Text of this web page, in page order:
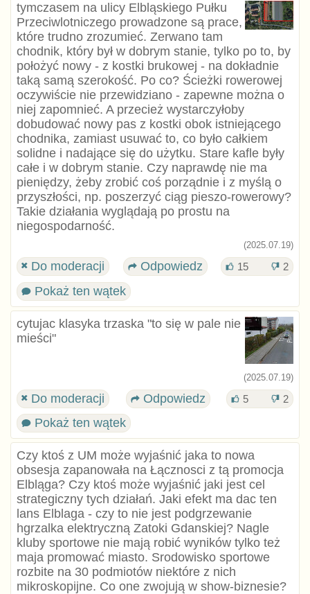
tymczasem na ulicy Elbląskiego Pułku
Przeciwlotniczego prowadzone są prace,
które trudno zrozumieć. Zerwano tam
chodnik, który był w dobrym stanie, tylko po to, by
położyć nowy - z kostki brukowej - na dokładnie
taką samą szerokość. Po co? Ścieżki rowerowej
oczywiście nie przewidziano - zapewne można o
niej zapomnieć. A przecież wystarczyłoby
dobudować nowy pas z kostki obok istniejącego
chodnika, zamiast usuwać to, co było całkiem
solidne i nadające się do użytku. Stare kafle były
całe i w dobrym stanie. Czy naprawdę nie ma
pieniędzy, żeby zrobić coś porządnie i z myślą o
przyszłości, np. poszerzyć ciąg pieszo-rowerowy?
Takie działania wyglądają po prostu na
niegospodarność.
(2025.07.19)
Do moderacji Odpowiedz 15 2
Pokaż ten wątek
cytujac klasyka trzaska "to się w pale nie
mieści"
(2025.07.19)
Do moderacji Odpowiedz 5 2
Pokaż ten wątek
Czy ktoś z UM może wyjaśnić jaka to nowa
obsesja zapanowała na Łącznosci z tą promocja
Elbląga? Czy ktoś może wyjaśnić jaki jest cel
strategiczny tych działań. Jaki efekt ma dac ten
lans Elblaga - czy to nie jest podgrzewanie
hgrzalka elektryczną Zatoki Gdanskiej? Nagle
kluby sportowe nie mają robić wyników tylko też
maja promować miasto. Srodowisko sportowe
rozbite na 30 podmiotów niektóre z nich
mikroskopijne. Co one zwojują w show-biznesie?